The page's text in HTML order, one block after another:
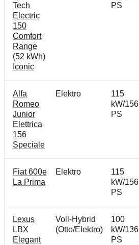
Tech
Electric
150
Comfort
Range
(52 kWh)
Iconic
PS
Alfa
Romeo
Junior
Elettrica
156
Speciale
Elektro
115
kW/156
PS
Fiat 600e
La Prima
Elektro
115
kW/156
PS
Lexus
LBX
Elegant
Voll-Hybrid
(Otto/Elektro)
100
kW/136
PS